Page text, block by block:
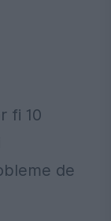
fi 10
de